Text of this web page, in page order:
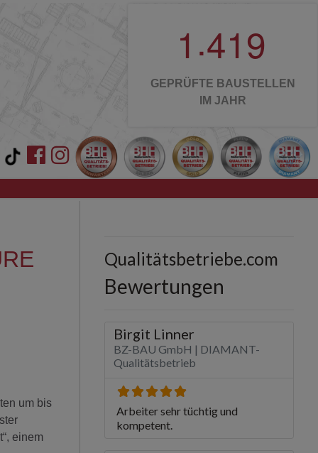
1 .419
GEPRÜFTE BAUSTELLEN
IM JAHR
um bis
einem